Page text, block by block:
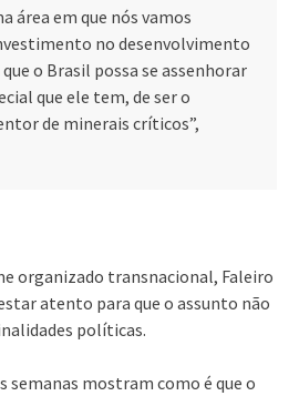
área em que nós vamos
no desenvolvimento
o Brasil possa se assenhorar
que ele tem, de ser o
de minerais críticos”,
organizado transnacional, Faleiro
atento para que o assunto não
políticas.
semanas mostram como é que o